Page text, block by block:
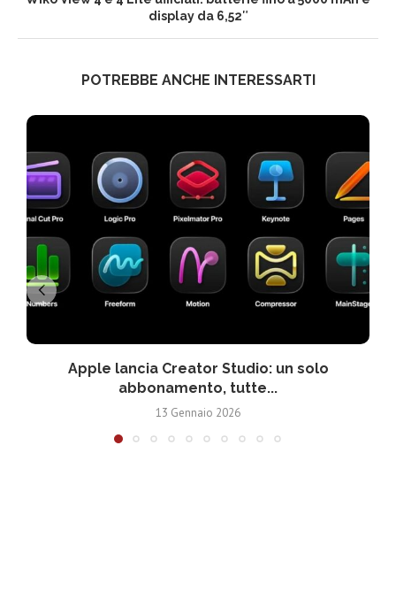
display da 6,52″
POTREBBE ANCHE INTERESSARTI
Apple lancia Creator Studio: un solo
abbonamento, tutte...
13 Gennaio 2026